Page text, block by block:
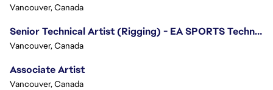
Vancouver, Canada
Senior Technical Artist (Rigging) - EA SPORTS Technology
Vancouver, Canada
Associate Artist
Vancouver, Canada